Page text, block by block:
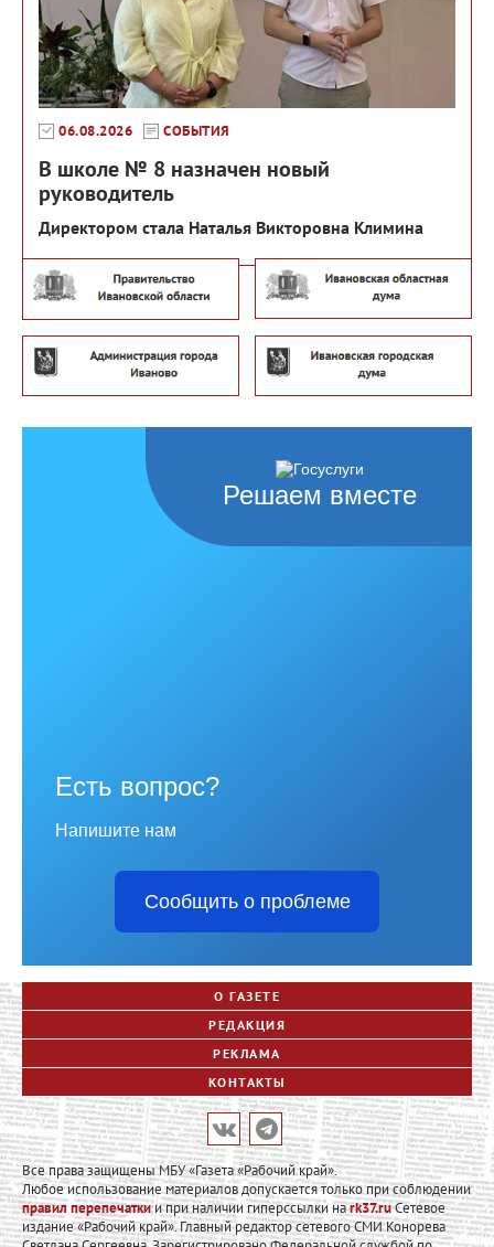
06.08.2026 СОБЫТИЯ
В школе № 8 назначен новый
руководитель
Директором стала Наталья Викторовна Климина
Решаем вместе
Есть вопрос?
Напишите нам
Сообщить о проблеме
О ГАЗЕТЕ
РЕДАКЦИЯ
РЕКЛАМА
КОНТАКТЫ
Все права защищены МБУ «Газета «Рабочий край».
Любое использование материалов допускается только при соблюдении
правил перепечаткии при наличии гиперссылки наrk37.ruСетевое
издание «Рабочий край». Главный редактор сетевого СМИ Конорева